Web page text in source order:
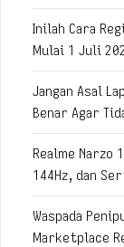
Inilah Cara
Mulai 1 Juli
Jangan Asal
Benar Agar
Realme Narzo
144Hz, dan
Waspada
Marketplace